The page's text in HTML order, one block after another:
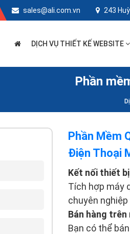
sales@ali.com.vn 243
DỊCH VỤ THIẾT KẾ WEBSITE
Phần
Phần Mềm
Điện Thoại
Kết nối thiết
Tích hợp máy
chuyên nghiệp
Bán hàng
Bạn có thể